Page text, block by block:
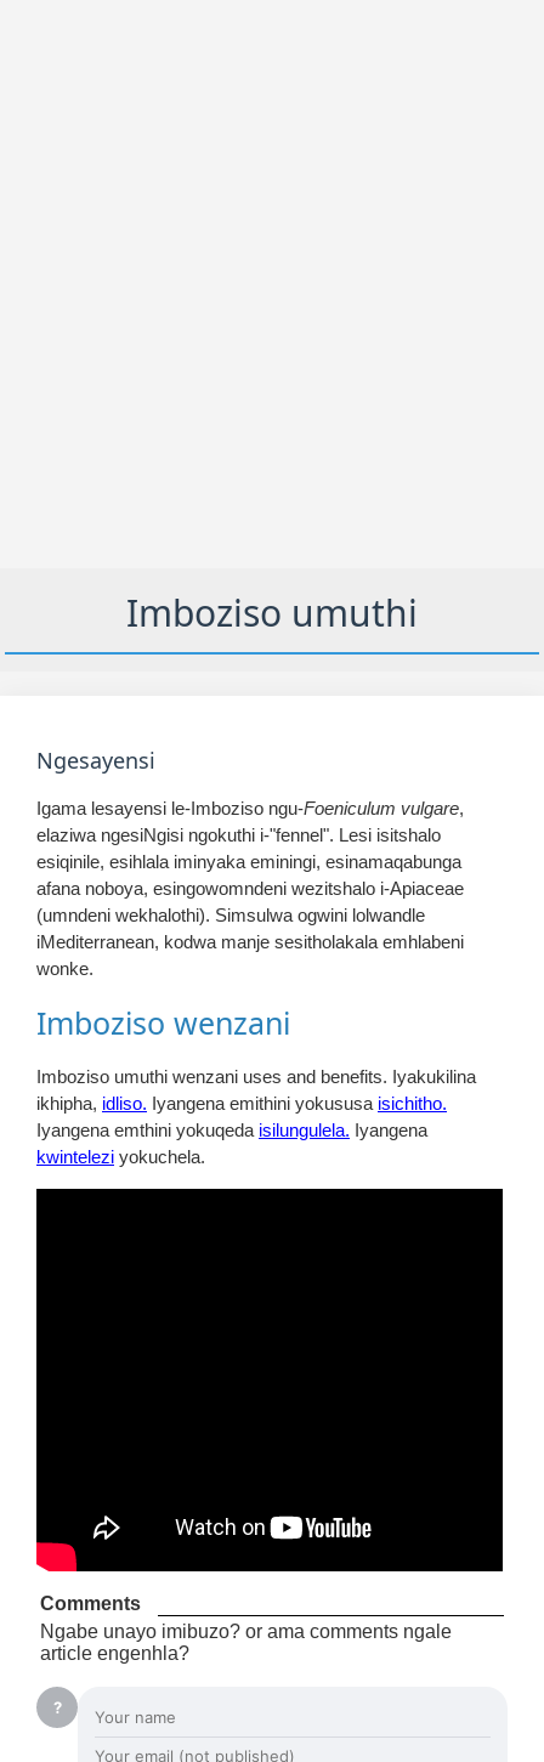
Imboziso umuthi
Ngesayensi
Igama lesayensi le-Imboziso ngu-Foeniculum vulgare,
elaziwa ngesiNgisi ngokuthi i-"fennel". Lesi isitshalo
esiqinile, esihlala iminyaka eminingi, esinamaqabunga
afana noboya, esingowomndeni wezitshalo i-Apiaceae
(umndeni wekhalothi). Simsulwa ogwini lolwandle
iMediterranean, kodwa manje sesitholakala emhlabeni
wonke.
Imboziso wenzani
Imboziso umuthi wenzani uses and benefits. Iyakukilina
ikhipha, idliso. Iyangena emithini yokususa isichitho.
Iyangena emthini yokuqeda isilungulela. Iyangena
kwintelezi yokuchela.
Comments
Ngabe unayo imibuzo? or ama comments ngale
article engenhla?
?